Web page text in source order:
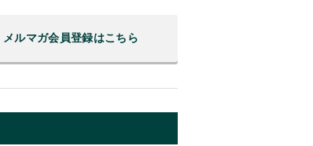
メルマガ会員登録はこちら